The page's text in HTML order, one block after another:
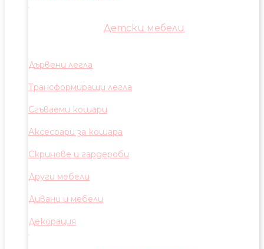
Детски мебели
Дървени легла
Трансформиращи легла
Сгъваеми кошари
Аксесоари за кошара
Скринове и гардероби
Други мебели
Дивани и мебели
Декорация